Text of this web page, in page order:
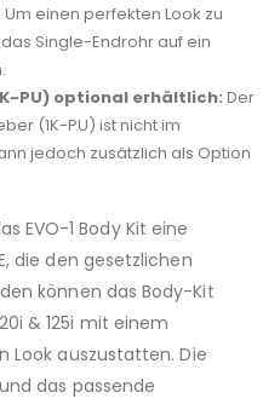
Um einen perfekten Look zu
Single-Endrohr auf ein
PU) optional erhältlich: Der
(1K-PU) ist nicht im
jedoch zusätzlich als Option
EVO-1 Body Kit eine
die den gesetzlichen
können das Body-Kit
& 125i mit einem
Look auszustatten. Die
das passende